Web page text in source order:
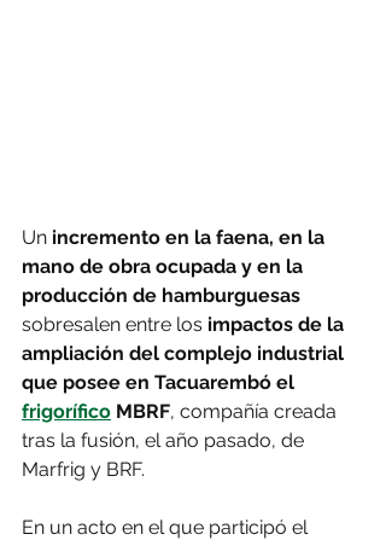
Un incremento en la faena, en la
mano de obra ocupada y en la
producción de hamburguesas
sobresalen entre los impactos de la
ampliación del complejo industrial
que posee en Tacuarembó el
frigorífico MBRF, compañía creada
tras la fusión, el año pasado, de
Marfrig y BRF.
En un acto en el que participó el